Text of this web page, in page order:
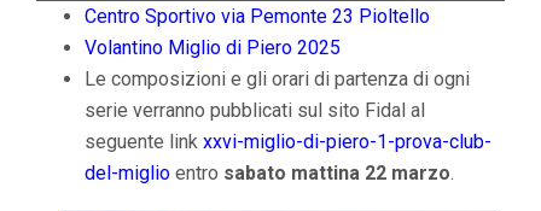
Centro Sportivo via Pemonte 23 Pioltello
Volantino Miglio di Piero 2025
Le composizioni e gli orari di partenza di ogni
serie verranno pubblicati sul sito Fidal al
seguente link xxvi-miglio-di-piero-1-prova-club-
del-miglio entro sabato mattina 22 marzo.